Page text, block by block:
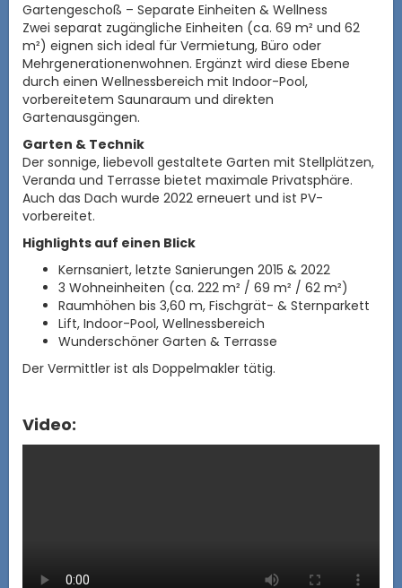
Gartengeschoß – Separate Einheiten & Wellness
Zwei separat zugängliche Einheiten (ca. 69 m² und 62
m²) eignen sich ideal für Vermietung, Büro oder
Mehrgenerationenwohnen. Ergänzt wird diese Ebene
durch einen Wellnessbereich mit Indoor-Pool,
vorbereitetem Saunaraum und direkten
Gartenausgängen.
Garten & Technik
Der sonnige, liebevoll gestaltete Garten mit Stellplätzen,
Veranda und Terrasse bietet maximale Privatsphäre.
Auch das Dach wurde 2022 erneuert und ist PV-
vorbereitet.
Highlights auf einen Blick
Kernsaniert, letzte Sanierungen 2015 & 2022
3 Wohneinheiten (ca. 222 m² / 69 m² / 62 m²)
Raumhöhen bis 3,60 m, Fischgrät- & Sternparkett
Lift, Indoor-Pool, Wellnessbereich
Wunderschöner Garten & Terrasse
Der Vermittler ist als Doppelmakler tätig.
Video: